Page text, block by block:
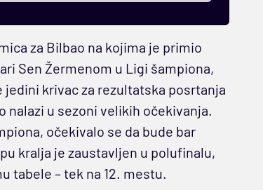
za Bilbao na kojima je primio
Sen Žermenom u Ligi šampiona,
jedini krivac za rezultatska posrtanja
nalazi u sezoni velikih očekivanja.
očekivalo se da bude bar
kralja je zaustavljen u polufinalu,
tabele – tek na 12. mestu.